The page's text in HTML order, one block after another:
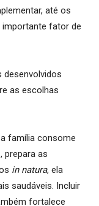
até os
fator de
desenvolvidos
as escolhas
família consome
prepara as
in natura, ela
saudáveis. Incluir
fortalece